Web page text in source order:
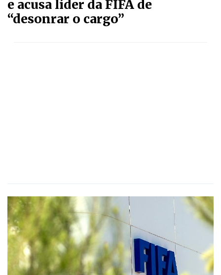
e acusa líder da FIFA de
“desonrar o cargo”